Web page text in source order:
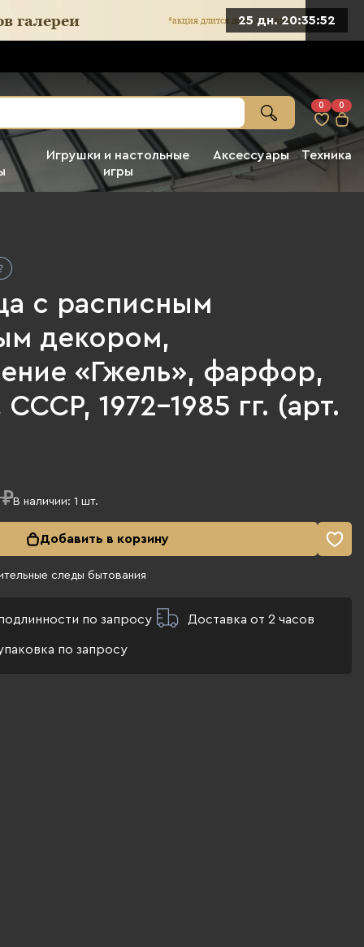
25 дн. 20:35:51
0 0
Игрушки и настольные
игры
Аксессуары Техника
с расписным
декором,
«Гжель», фарфор,
1972-1985 гг. (арт.
В наличии: 1 шт.
Добавить в корзину
следы бытования
по запросу Доставка от 2 часов
по запросу